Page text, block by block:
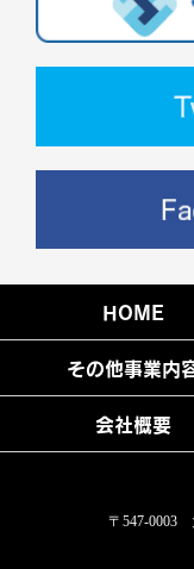
HOME
その他事業内
会社概要
〒547-0003